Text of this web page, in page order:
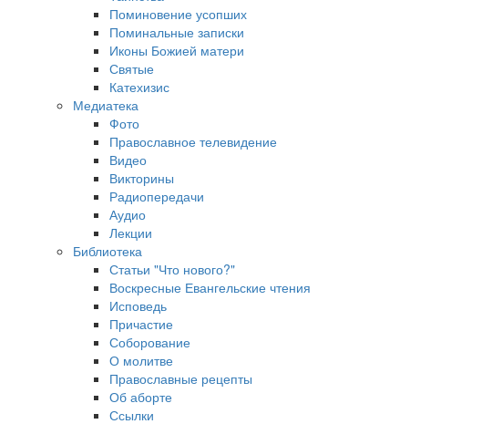
Поминовение усопших
Поминальные записки
Иконы Божией матери
Святые
Катехизис
Медиатека
Фото
Православное телевидение
Видео
Викторины
Радиопередачи
Аудио
Лекции
Библиотека
Статьи "Что нового?"
Воскресные Евангельские чтения
Исповедь
Причастие
Соборование
О молитве
Православные рецепты
Об аборте
Ссылки